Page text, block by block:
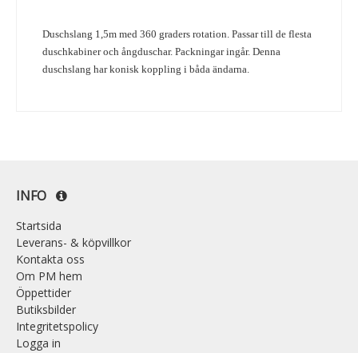
Duschslang 1,5m med 360 graders rotation. Passar till de flesta
duschkabiner och ångduschar. Packningar ingår. Denna
duschslang har konisk koppling i båda ändarna.
INFO
Startsida
Leverans- & köpvillkor
Kontakta oss
Om PM hem
Öppettider
Butiksbilder
Integritetspolicy
Logga in